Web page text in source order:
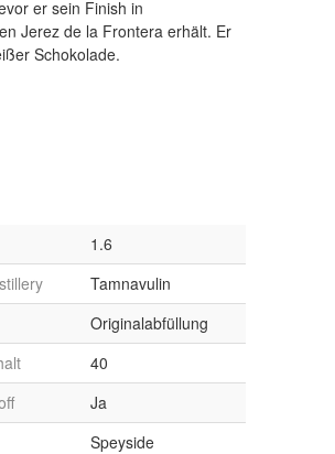
Schokolade.
1.6
Tamnavulin
Originalabfüllung
40
Ja
Speyside